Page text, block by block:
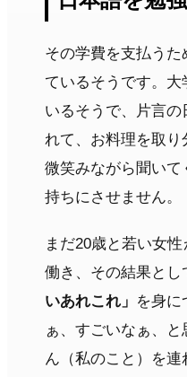
その学費を支払う
ているそうです。
いるそうで、片言の
れて、お料理を取
微笑みながら聞い
持ちにさせません。
まだ20歳と若い女
働き、その結果とし
いあれこれ」 を身に
ぁ、すごいなぁ、
ん（私のこと）を